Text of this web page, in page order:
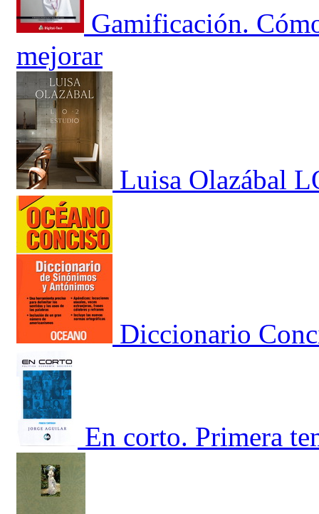
Gamificación.
mejorar
Luisa Olazábal
Diccionario
En corto. Primera